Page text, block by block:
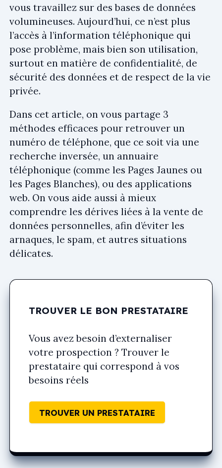
vous travaillez sur des bases de données
volumineuses. Aujourd’hui, ce n’est plus
l’accès à l’information téléphonique qui
pose problème, mais bien son utilisation,
surtout en matière de confidentialité, de
sécurité des données et de respect de la vie
privée.
Dans cet article, on vous partage 3
méthodes efficaces pour retrouver un
numéro de téléphone, que ce soit via une
recherche inversée, un annuaire
téléphonique (comme les Pages Jaunes ou
les Pages Blanches), ou des applications
web. On vous aide aussi à mieux
comprendre les dérives liées à la vente de
données personnelles, afin d’éviter les
arnaques, le spam, et autres situations
délicates.
TROUVER LE BON PRESTATAIRE
Vous avez besoin d’externaliser
votre prospection ? Trouver le
prestataire qui correspond à vos
besoins réels
TROUVER UN PRESTATAIRE